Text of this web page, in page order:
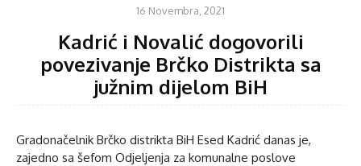
16 Novembra, 2021
Kadrić i Novalić dogovorili
povezivanje Brčko Distrikta sa
južnim dijelom BiH
Gradonačelnik Brčko distrikta BiH Esed Kadrić danas je,
zajedno sa šefom Odjeljenja za komunalne poslove